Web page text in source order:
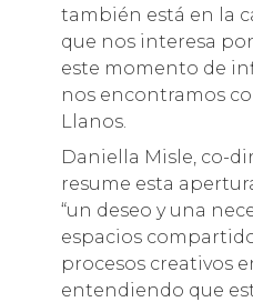
también está en la
que nos interesa
este momento de
nos encontramos
Llanos.
Daniella Misle, co-
resume esta
“un deseo y una
espacios
procesos creativos
entendiendo que